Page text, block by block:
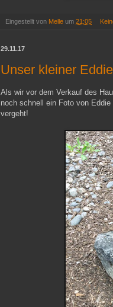
Eingestellt von Melle um 21:05
29.11.17
Unser kleiner Eddie
Als wir vor dem Verkauf des
noch schnell ein Foto von
vergeht!